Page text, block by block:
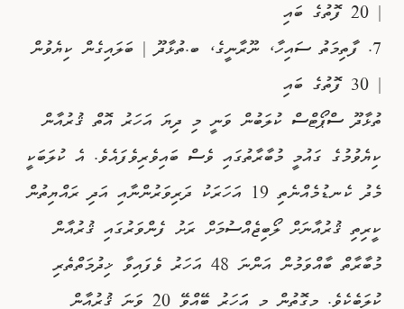
| 20 ފޮތުގެ ބައި
7. ފާތިމަތު ސައިހާ، ނޫރާނީގެ، ބ.ތުޅާދޫ | ބަލައިގެން ކިޔެވުން
| 30 ފޮތުގެ ބައި
ތުޅާދޫ ސްޕޯޓްސް ކުލަބުން ވަނީ މި ދިޔަ އަހަރު އޮތް ޤުރުއާން
ކިޔެވުމުގެ ގައުމީ މުބާރާތުގައި ވެސް ބައިވެރިވެފައެވެ. އެ ކުލަބަކީ
މެދު ކެނޑުމެއްނެތި 19 އަހަރަކު ދަރިވަރުންނާއި އަދި ރައްޔިތުން
ކީރިތި ޤުރުއާނަށް ލޯބިޖެއްސުމަށް ރަށު ފެންވަރުގައި ޤުރުއާން
މުބާރާތް ބާއްވަމުން އަންނަ 48 އަހަރު ވެފައިވާ ޚިދުމަތްތެރި
ކުލަބެކެވެ. މިގޮތުން މި އަަހަރު ބޭއްވޭ 20 ވަނަ ޤުރުއާން